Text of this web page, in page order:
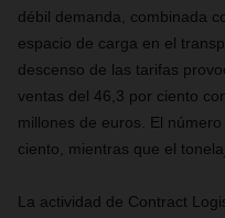
débil demanda, combinada
espacio de carga en el
descenso de las tarifas
ventas del 46,3 por ciento
millones de euros. El
ciento, mientras que el
La actividad de Contract